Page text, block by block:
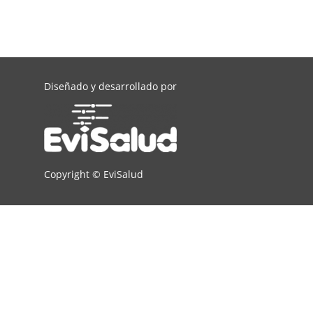
Diseñado y desarrollado por
Copyright © EviSalud